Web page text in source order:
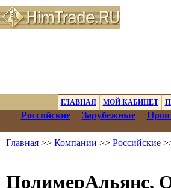
ГЛАВНАЯ МОЙ КАБИНЕТ
Российские| Зарубежные|
Главная >> Компании >> Российские
ПолимерАльянс,